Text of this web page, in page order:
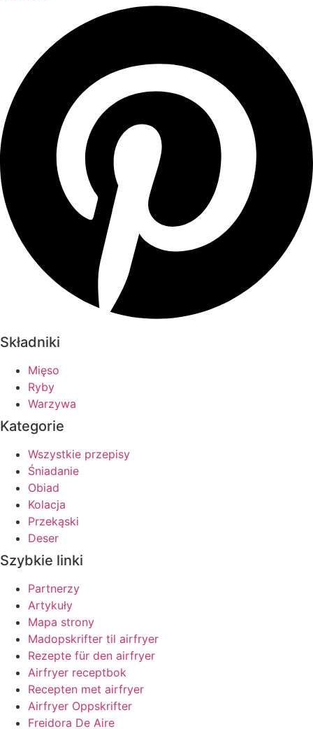
Składniki
Mięso
Ryby
Warzywa
Kategorie
Wszystkie przepisy
Śniadanie
Obiad
Kolacja
Przekąski
Deser
Szybkie linki
Partnerzy
Artykuły
Mapa strony
Madopskrifter til airfryer
Rezepte für den airfryer
Airfryer receptbok
Recepten met airfryer
Airfryer Oppskrifter
Freidora De Aire